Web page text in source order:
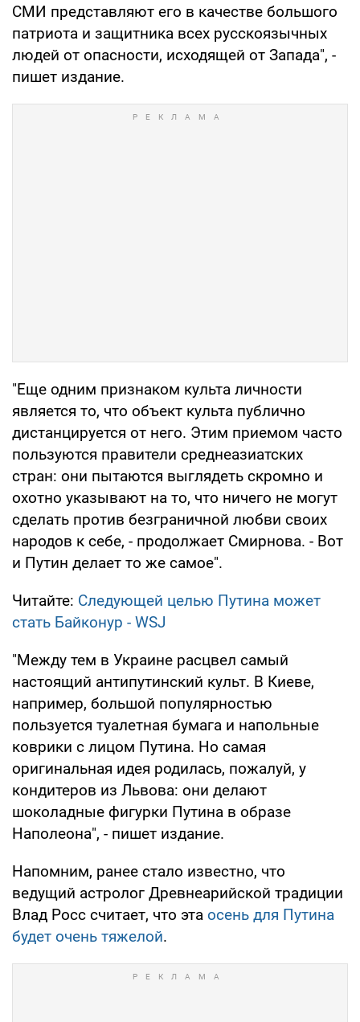
СМИ представляют его в качестве большого
патриота и защитника всех русскоязычных
людей от опасности, исходящей от Запада", -
пишет издание.
"Еще одним признаком культа личности
является то, что объект культа публично
дистанцируется от него. Этим приемом часто
пользуются правители среднеазиатских
стран: они пытаются выглядеть скромно и
охотно указывают на то, что ничего не могут
сделать против безграничной любви своих
народов к себе, - продолжает Смирнова. - Вот
и Путин делает то же самое".
Читайте: Следующей целью Путина может
стать Байконур - WSJ
"Между тем в Украине расцвел самый
настоящий антипутинский культ. В Киеве,
например, большой популярностью
пользуется туалетная бумага и напольные
коврики с лицом Путина. Но самая
оригинальная идея родилась, пожалуй, у
кондитеров из Львова: они делают
шоколадные фигурки Путина в образе
Наполеона", - пишет издание.
Напомним, ранее стало известно, что
ведущий астролог Древнеарийской традиции
Влад Росс считает, что эта осень для Путина
будет очень тяжелой.